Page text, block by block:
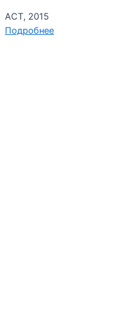
АСТ, 2015
Подробнее